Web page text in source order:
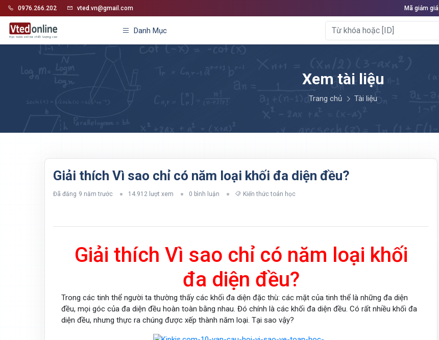
0976.266.202 vted.vn@gmail.com Mã giảm giá
Danh Mục
Xem tài liệu
Trang chủ Tài liệu
Giải thích Vì sao chỉ có năm loại khối đa diện đều?
Đã đăng 9 năm trước 14.912 lượt xem 0 bình luận Kiến thức toán học
Giải thích Vì sao chỉ có năm loại khối
đa diện đều?
Trong các tinh thể người ta thường thấy các khối đa diện đặc thù: các mặt của tinh thể là những đa diện
đều, mọi góc của đa diện đều hoàn toàn bằng nhau. Đó chính là các khối đa diện đều. Có rất nhiều khối đa
diện đều, nhưng thực ra chúng được xếp thành năm loại. Tại sao vậy?